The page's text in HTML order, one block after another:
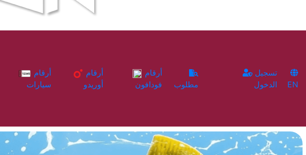
سيارات
أوريدو
فودافون
مطلوب
الدخول
EN